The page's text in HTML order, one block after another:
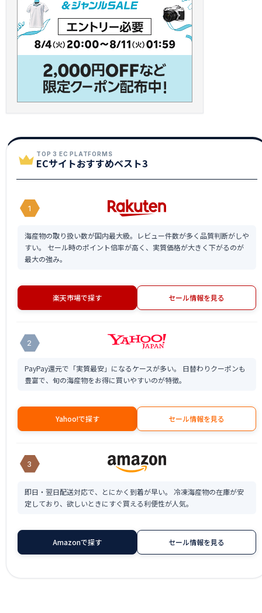
TOP 3 EC PLATFORMS
ECサイトおすすめベスト3
1
海産物の取り扱い数が国内最大級。レビュー件数が多く品質判断がしや
すい。 セール時のポイント倍率が高く、実質価格が大きく下がるのが
最大の強み。
楽天市場で探す セール情報を見る
2
PayPay還元で「実質最安」になるケースが多い。 日替わりクーポンも
豊富で、旬の海産物をお得に買いやすいのが特徴。
Yahoo!で探す セール情報を見る
3
即日・翌日配送対応で、とにかく到着が早い。 冷凍海産物の在庫が安
定しており、欲しいときにすぐ買える利便性が人気。
Amazonで探す セール情報を見る